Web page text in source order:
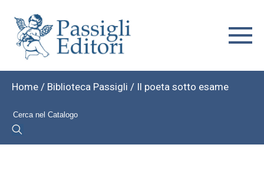
Home / Biblioteca Passigli / Il poeta sotto esame